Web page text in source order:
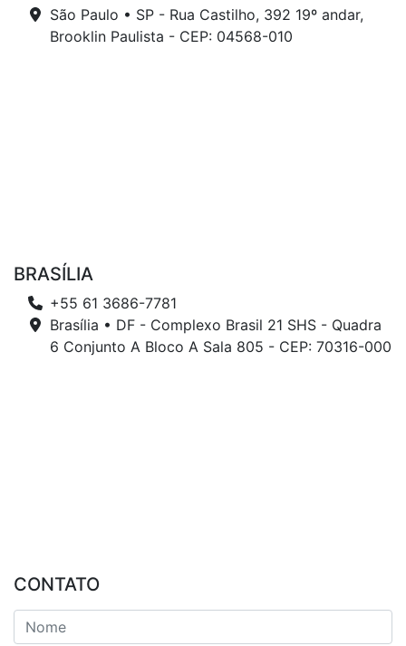
São Paulo • SP - Rua Castilho, 392 19º andar,
Brooklin Paulista - CEP: 04568-010
BRASÍLIA
+55 61 3686-7781
Brasília • DF - Complexo Brasil 21 SHS - Quadra
6 Conjunto A Bloco A Sala 805 - CEP: 70316-000
CONTATO